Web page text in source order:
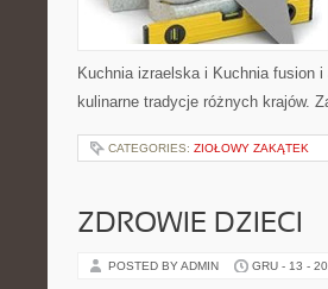
Kuchnia izraelska i Kuchnia fusion
kulinarne tradycje różnych krajów.
CATEGORIES: ZIOŁOWY ZAKĄTEK
ZDROWIE DZIECI
POSTED BY ADMIN GRU - 13 -